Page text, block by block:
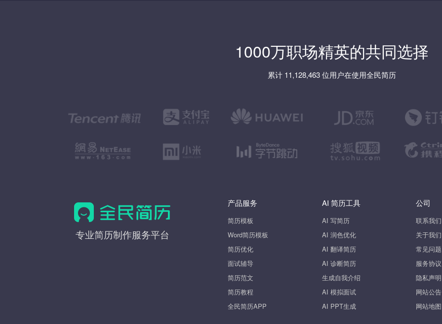
1000万职场精英的共同选择
累计 11,128,463 位用户在使用全民简历
全
专业简历制作服务平台
产品服务
简历模板
Word简历模板
简历优化
面试辅导
简历范文
简历教程
全民简历APP
AI 简历工具
AI 写简历
AI 润色优化
AI 翻译简历
AI 诊断简历
生成自我介绍
AI 模拟面试
AI PPT生成
公司
联系我们
关于我们
常见问题
服务协议
隐私声明
网站公告
网站地图